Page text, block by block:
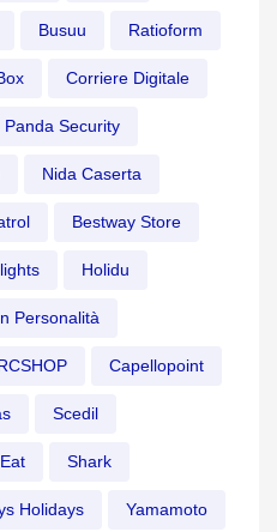
Busuu Ratioform
Corriere Digitale
Panda Security
Nida Caserta
Bestway Store
Holidu
Personalità
Capellopoint
Scedil
Shark
Holidays Yamamoto